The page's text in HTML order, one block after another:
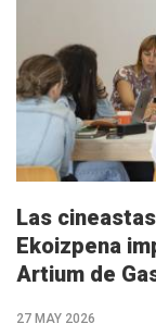
Las
Ekoizpena
Artium de
27 MAY 2026